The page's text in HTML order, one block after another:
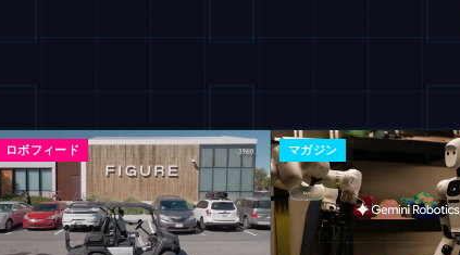
ロボフィード マガジン